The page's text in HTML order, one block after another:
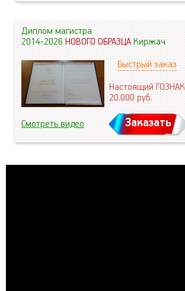
Диплом магистра
2014-2026НОВОГО ОБРАЗЦАКиржач
Быстрый заказ
Настоящий ГОЗНАК
20.000руб.
Смотреть видео Заказать